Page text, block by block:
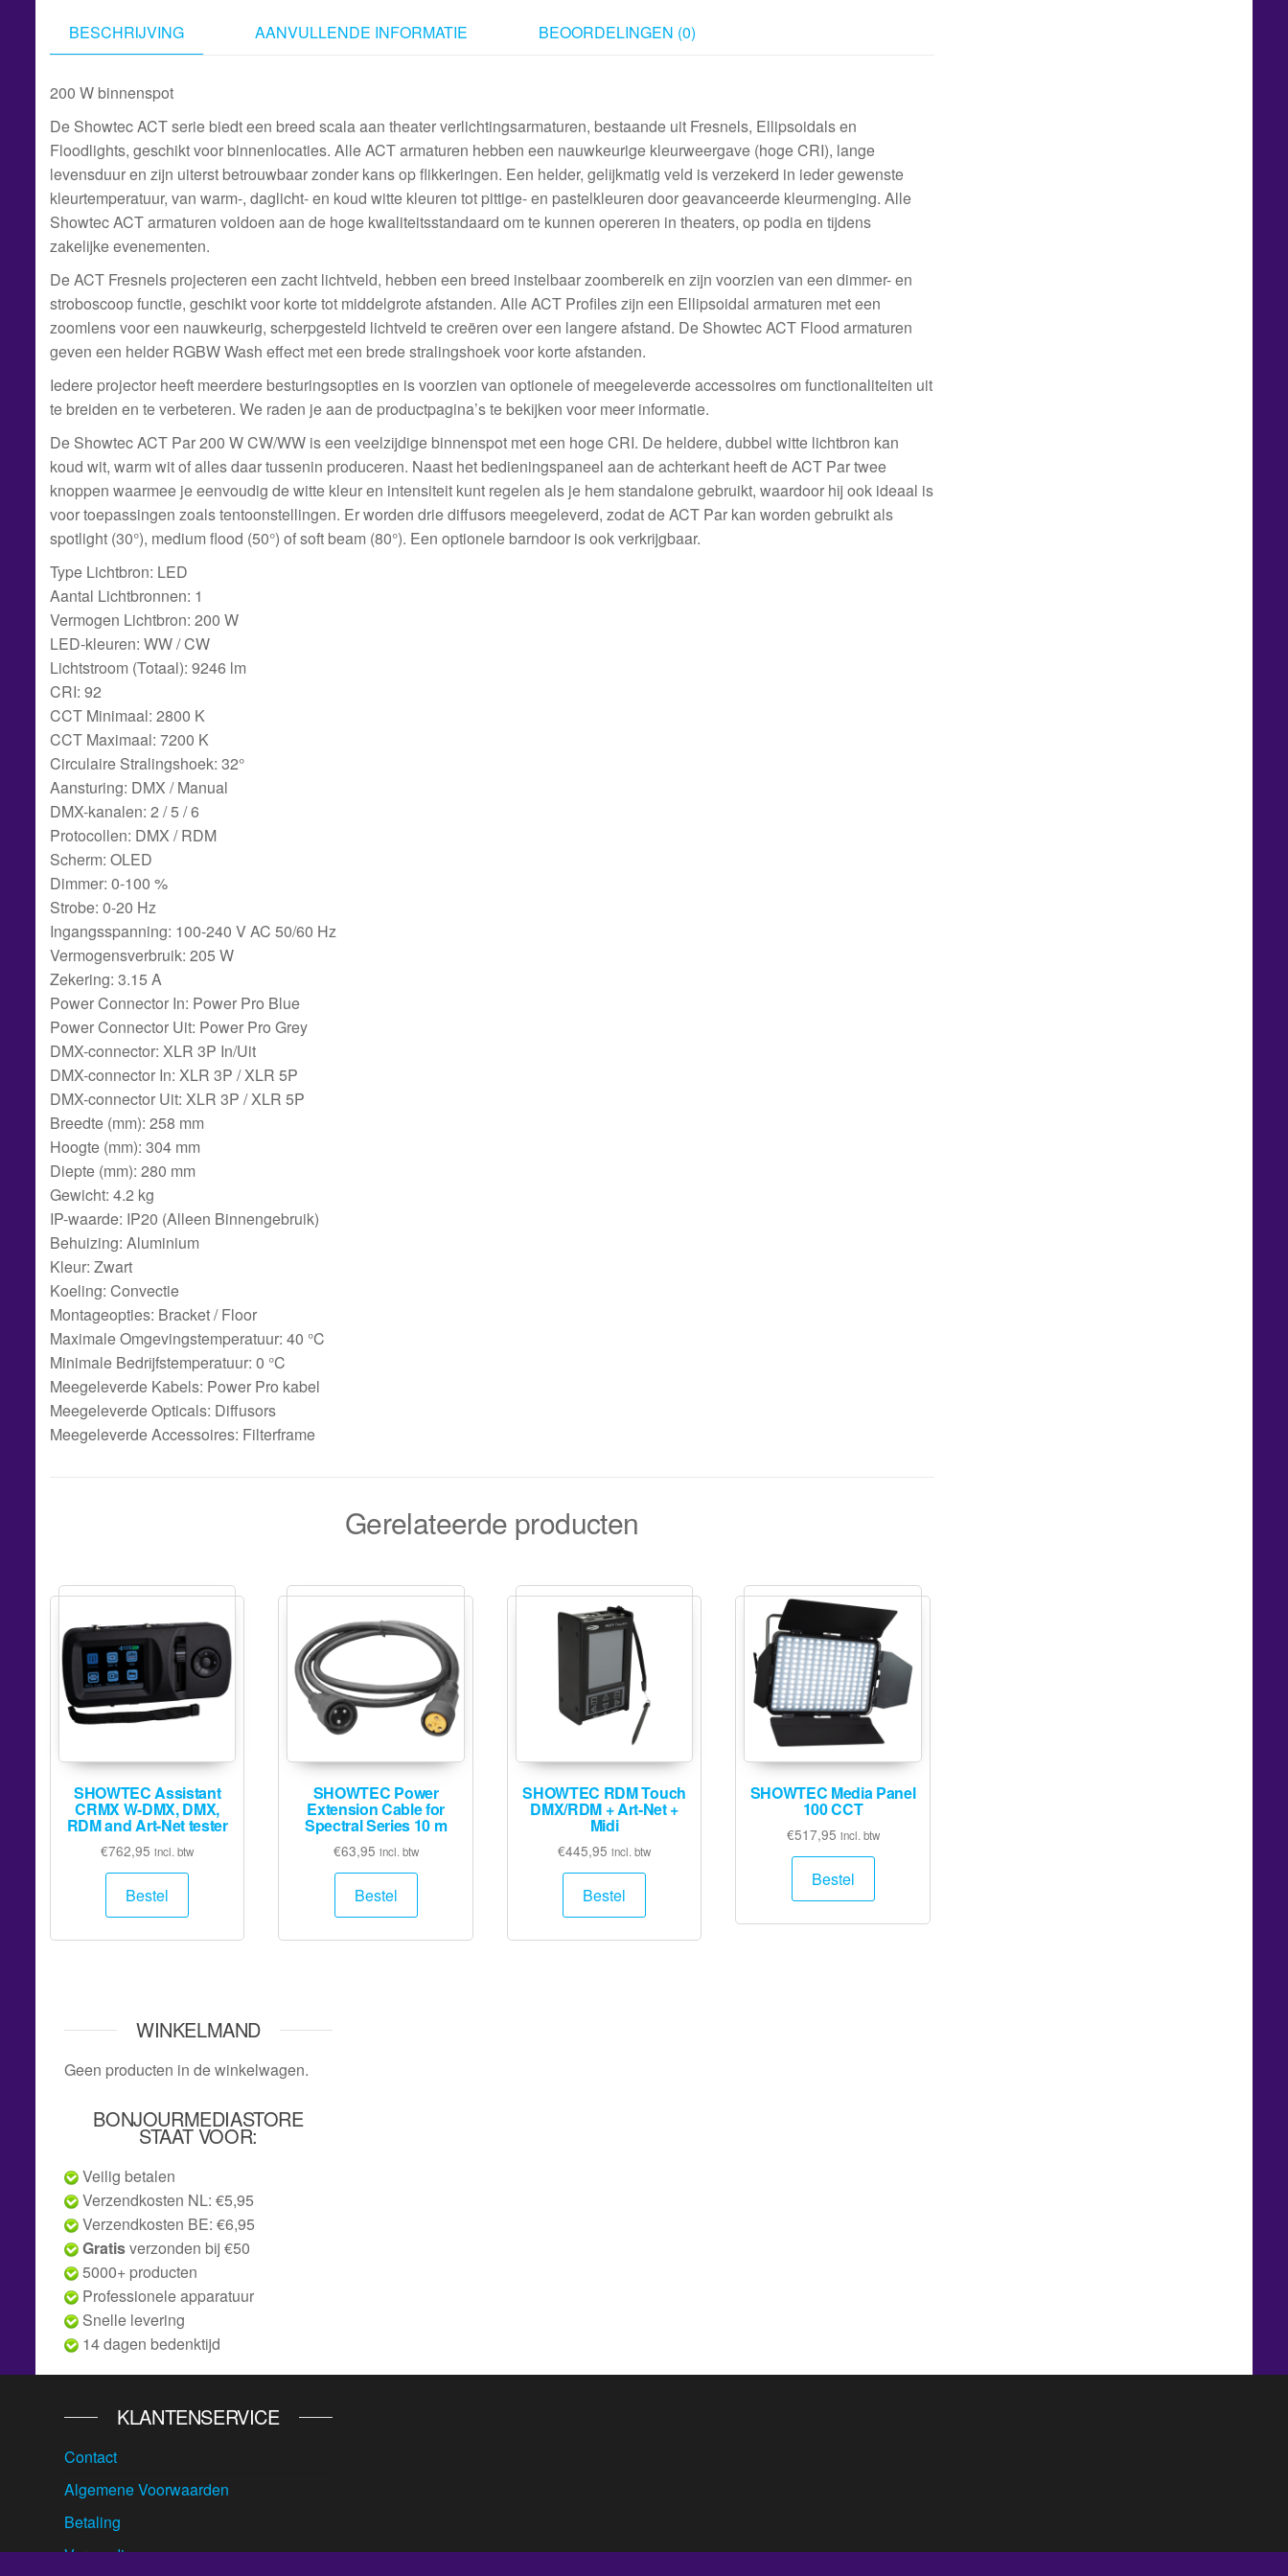
BESCHRIJVING AANVULLENDE INFORMATIE BEOORDELINGEN (0)
200 W binnenspot
De Showtec ACT serie biedt een breed scala aan theater verlichtingsarmaturen, bestaande uit Fresnels, Ellipsoidals en
Floodlights, geschikt voor binnenlocaties. Alle ACT armaturen hebben een nauwkeurige kleurweergave (hoge CRI), lange
levensduur en zijn uiterst betrouwbaar zonder kans op flikkeringen. Een helder, gelijkmatig veld is verzekerd in ieder gewenste
kleurtemperatuur, van warm-, daglicht- en koud witte kleuren tot pittige- en pastelkleuren door geavanceerde kleurmenging. Alle
Showtec ACT armaturen voldoen aan de hoge kwaliteitsstandaard om te kunnen opereren in theaters, op podia en tijdens
zakelijke evenementen.
De ACT Fresnels projecteren een zacht lichtveld, hebben een breed instelbaar zoombereik en zijn voorzien van een dimmer- en
stroboscoop functie, geschikt voor korte tot middelgrote afstanden. Alle ACT Profiles zijn een Ellipsoidal armaturen met een
zoomlens voor een nauwkeurig, scherpgesteld lichtveld te creëren over een langere afstand. De Showtec ACT Flood armaturen
geven een helder RGBW Wash effect met een brede stralingshoek voor korte afstanden.
Iedere projector heeft meerdere besturingsopties en is voorzien van optionele of meegeleverde accessoires om functionaliteiten uit
te breiden en te verbeteren. We raden je aan de productpagina’s te bekijken voor meer informatie.
De Showtec ACT Par 200 W CW/WW is een veelzijdige binnenspot met een hoge CRI. De heldere, dubbel witte lichtbron kan
koud wit, warm wit of alles daar tussenin produceren. Naast het bedieningspaneel aan de achterkant heeft de ACT Par twee
knoppen waarmee je eenvoudig de witte kleur en intensiteit kunt regelen als je hem standalone gebruikt, waardoor hij ook ideaal is
voor toepassingen zoals tentoonstellingen. Er worden drie diffusors meegeleverd, zodat de ACT Par kan worden gebruikt als
spotlight (30°), medium flood (50°) of soft beam (80°). Een optionele barndoor is ook verkrijgbaar.
Type Lichtbron: LED
Aantal Lichtbronnen: 1
Vermogen Lichtbron: 200 W
LED-kleuren: WW / CW
Lichtstroom (Totaal): 9246 lm
CRI: 92
CCT Minimaal: 2800 K
CCT Maximaal: 7200 K
Circulaire Stralingshoek: 32°
Aansturing: DMX / Manual
DMX-kanalen: 2 / 5 / 6
Protocollen: DMX / RDM
Scherm: OLED
Dimmer: 0-100 %
Strobe: 0-20 Hz
Ingangsspanning: 100-240 V AC 50/60 Hz
Vermogensverbruik: 205 W
Zekering: 3.15 A
Power Connector In: Power Pro Blue
Power Connector Uit: Power Pro Grey
DMX-connector: XLR 3P In/Uit
DMX-connector In: XLR 3P / XLR 5P
DMX-connector Uit: XLR 3P / XLR 5P
Breedte (mm): 258 mm
Hoogte (mm): 304 mm
Diepte (mm): 280 mm
Gewicht: 4.2 kg
IP-waarde: IP20 (Alleen Binnengebruik)
Behuizing: Aluminium
Kleur: Zwart
Koeling: Convectie
Montageopties: Bracket / Floor
Maximale Omgevingstemperatuur: 40 °C
Minimale Bedrijfstemperatuur: 0 °C
Meegeleverde Kabels: Power Pro kabel
Meegeleverde Opticals: Diffusors
Meegeleverde Accessoires: Filterframe
Gerelateerde producten
SHOWTEC Assistant
CRMX W-DMX, DMX,
RDM and Art-Net tester
€762,95 incl. btw
Bestel
SHOWTEC Power
Extension Cable for
Spectral Series 10 m
€63,95 incl. btw
Bestel
SHOWTEC RDM Touch
DMX/RDM + Art-Net +
Midi
€445,95 incl. btw
Bestel
SHOWTEC Media Panel
100 CCT
€517,95 incl. btw
Bestel
WINKELMAND
Geen producten in de winkelwagen.
BONJOURMEDIASTORE
STAAT VOOR:
Veilig betalen
Verzendkosten NL: €5,95
Verzendkosten BE: €6,95
Gratisverzonden bij €50
5000+ producten
Professionele apparatuur
Snelle levering
14 dagen bedenktijd
KLANTENSERVICE
Contact
Algemene Voorwaarden
Betaling
Verzending